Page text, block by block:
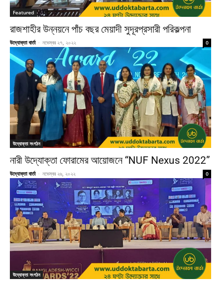
Featured
রাজশাহীর উন্নয়নে পাঁচ বছর মেয়াদী সুদূরপ্রসারী পরিকল্পনা
উদ্যোক্তা বার্তা - নভেম্বর ২৭, ২০২২ 0
উদ্যোক্তা সংগঠন
নারী উদ্যোক্তা ফোরামের আয়োজনে “NUF Nexus 2022”
উদ্যোক্তা বার্তা - নভেম্বর ২৬, ২০২২ 0
উদ্যোক্তা সংগঠন